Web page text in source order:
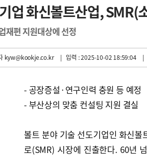
업 화신볼트산업, SMR(
재편 지원대상에 선정
kyw@kookje.co.kr | 입력 : 2025-10-02 18:59:04 |
- 공장증설·연구인력 충원 등 예정
- 부산상의 맞춤 컨설팅 지원 결실
볼트 분야 기술 선도기업인 화신
로(SMR) 시장에 진출한다. 60년